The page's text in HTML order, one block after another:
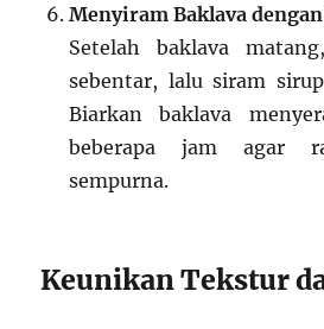
Menyiram Baklava
Setelah baklava
sebentar, lalu siram
Biarkan baklava
beberapa jam agar
sempurna.
Keunikan Tekstur